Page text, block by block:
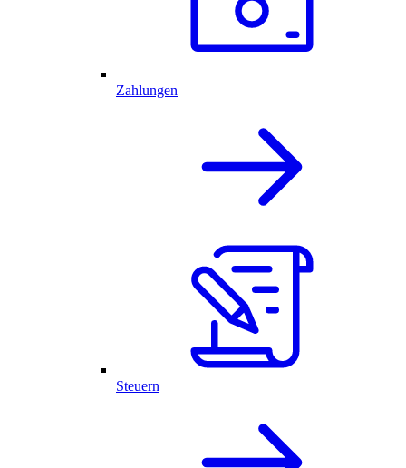
Zahlungen
Steuern